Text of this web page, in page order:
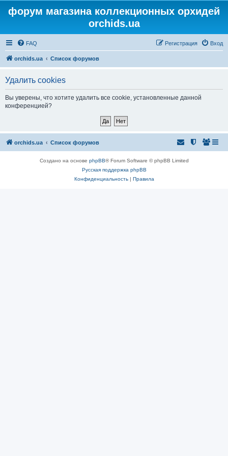
форум магазина коллекционных орхидей
orchids.ua
FAQ Вход
Регистрация
orchids.ua Список форумов
Удалить cookies
Вы уверены, что хотите удалить все cookie, установленные данной
конференцией?
orchids.ua Список форумов
Создано на основе phpBB® Forum Software © phpBB Limited
Русская поддержка phpBB
Конфиденциальность| Правила